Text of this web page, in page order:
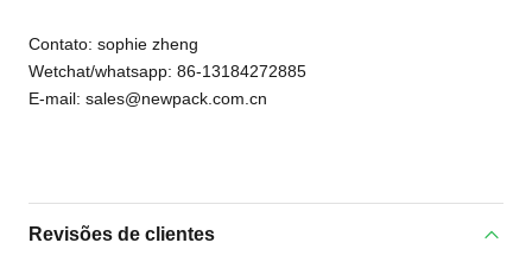
Contato: sophie zheng
Wetchat/whatsapp: 86-13184272885
E-mail: sales@newpack.com.cn
Revisões de clientes